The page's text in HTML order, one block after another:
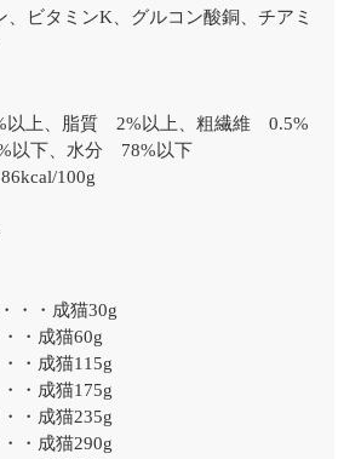
、ビタミンK、グルコン酸銅、チアミ
以上、脂質 2%以上、粗繊維 0.5%
以下、水分 78%以下
100g
・・成猫30g
・成猫60g
・成猫115g
・成猫175g
・成猫235g
・成猫290g